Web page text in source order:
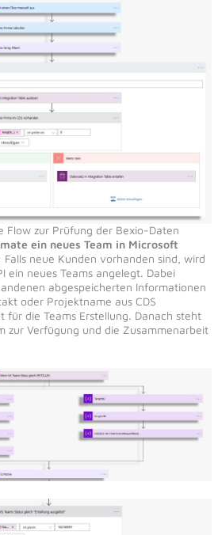
Flow zur Prüfung der Bexio-Daten
ein neues Team in Microsoft
Falls neue Kunden vorhanden sind, wird
ein neues Teams angelegt. Dabei
abgespeicherten Informationen
oder Projektname aus CDS
für die Teams Erstellung. Danach steht
zur Verfügung und die Zusammenarbeit